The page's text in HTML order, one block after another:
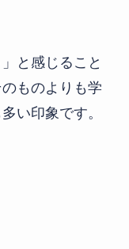
と感じること
ものよりも学
い印象です。